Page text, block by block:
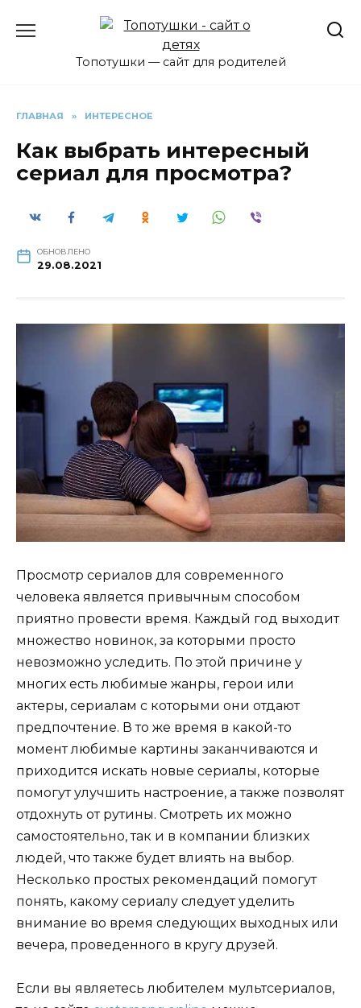
Топотушки — сайт для родителей
ГЛАВНАЯ » ИНТЕРЕСНОЕ
Как выбрать интересный
сериал для просмотра?
ОБНОВЛЕНО
29.08.2021
Просмотр сериалов для современного
человека является привычным способом
приятно провести время. Каждый год выходит
множество новинок, за которыми просто
невозможно уследить. По этой причине у
многих есть любимые жанры, герои или
актеры, сериалам с которыми они отдают
предпочтение. В то же время в какой-то
момент любимые картины заканчиваются и
приходится искать новые сериалы, которые
помогут улучшить настроение, а также позволят
отдохнуть от рутины. Смотреть их можно
самостоятельно, так и в компании близких
людей, что также будет влиять на выбор.
Несколько простых рекомендаций помогут
понять, какому сериалу следует уделить
внимание во время следующих выходных или
вечера, проведенного в кругу друзей.
Если вы являетесь любителем мультсериалов,